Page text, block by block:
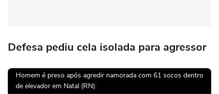
Defesa pediu cela isolada para agressor
Homem é preso após agredir namorada com 61 socos dentro
de elevador em Natal (RN):